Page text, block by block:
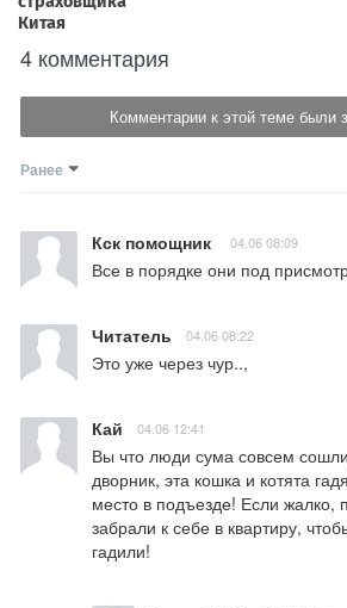
4 комментария
Комментарии к этой теме были
Ранее
Кск помощник 04.06 08:09
Все в порядке они под
Читатель 04.06 08:22
Это уже через чур..,
Кай 04.06 12:41
Вы что люди сума совсем
дворник, эта кошка и котята
место в подъезде! Если жалко,
забрали к себе в квартиру,
гадили!